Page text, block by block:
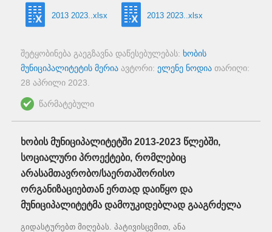
2013 2023..xlsx 2013 2023..xlsx
შეტყობინება გაეგზავნა დაწესებულებას: ხობის
მუნიციპალიტეტის მერია ავტორი: ელენე ნოდია თარიღი:
28 აპრილი 2023
წარმატებული
ხობის მუნიციპალიტეტში 2013-2023 წლებში,
სოციალური პროექტები, რომლებიც
არასამთავრობო/საერთაშორისო
ორგანიზაციებთან ერთად დაიწყო და
მუნიციპალიტეტმა დამოუკიდებლად გააგრძელა
გიდასტურებთ მიღებას. პატივისცემით, ანა